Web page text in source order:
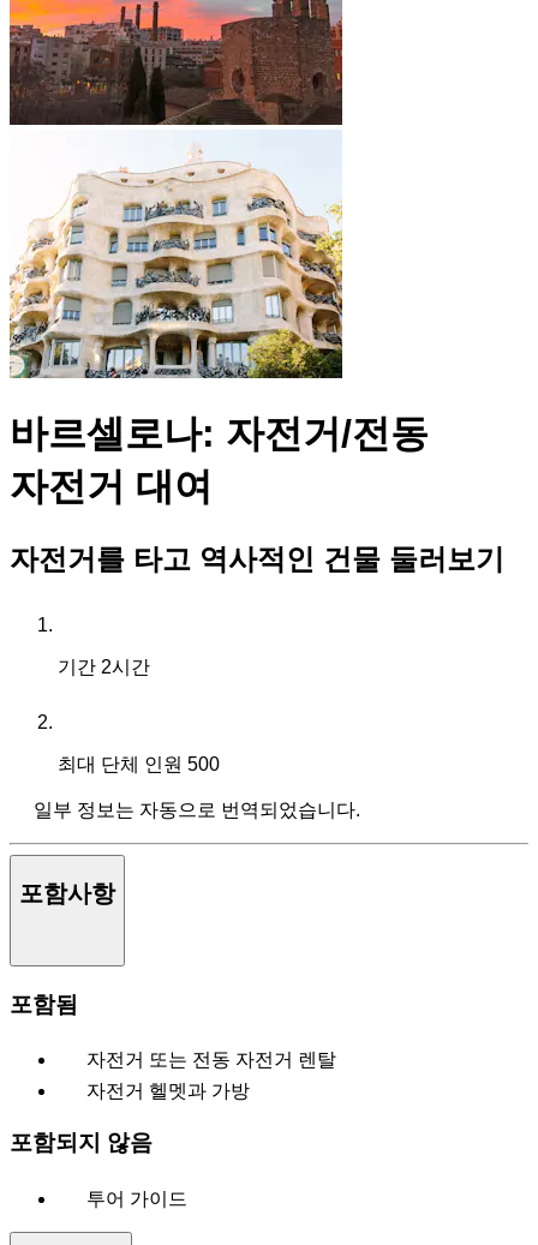
바르셀로나: 자전거/전동
자전거 대여
자전거를 타고 역사적인 건물 둘러보기
기간 2시간
최대 단체 인원 500
일부 정보는 자동으로 번역되었습니다.
포함사항
포함됨
자전거 또는 전동 자전거 렌탈
자전거 헬멧과 가방
포함되지 않음
투어 가이드